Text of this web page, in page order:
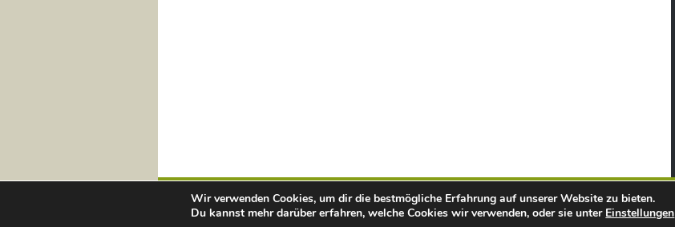
Copyright ©webQoo- Online Infoportal
Wir verwenden Cookies, um dir die bestmögliche Erfahrung auf unserer Website zu bieten.
Du kannst mehr darüber erfahren, welche Cookies wir verwenden, oder sie unter Einstellungen